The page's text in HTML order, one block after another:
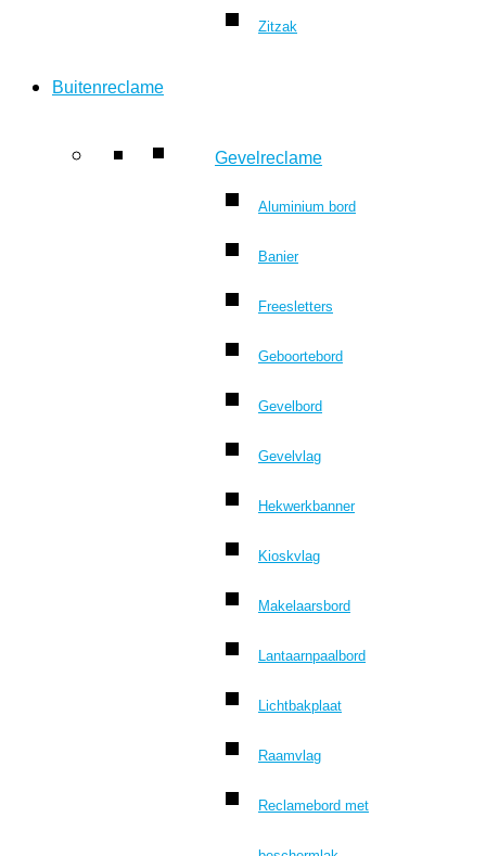
Zitzak
Buitenreclame
Gevelreclame
Aluminium bord
Banier
Freesletters
Geboortebord
Gevelbord
Gevelvlag
Hekwerkbanner
Kioskvlag
Makelaarsbord
Lantaarnpaalbord
Lichtbakplaat
Raamvlag
Reclamebord met